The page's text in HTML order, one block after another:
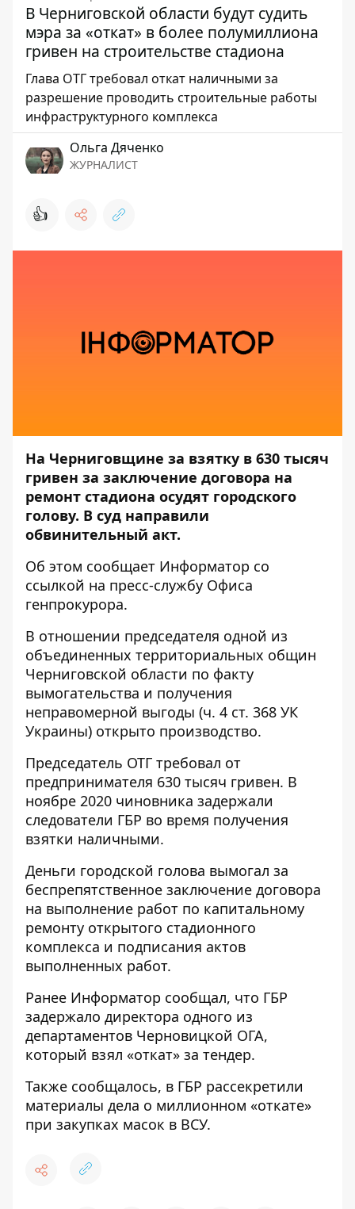
В Черниговской области будут судить
мэра за «откат» в более полумиллиона
гривен на строительстве стадиона
Глава ОТГ требовал откат наличными за
разрешение проводить строительные работы
инфраструктурного комплекса
Ольга Дяченко
ЖУРНАЛИСТ
👍
На Черниговщине за взятку в 630 тысяч
гривен за заключение договора на
ремонт стадиона осудят городского
голову. В суд направили
обвинительный акт.
Об этом сообщает Информатор со
ссылкой на пресс-службу Офиса
генпрокурора.
В отношении председателя одной из
объединенных территориальных общин
Черниговской области по факту
вымогательства и получения
неправомерной выгоды (ч. 4 ст. 368 УК
Украины) открыто производство.
Председатель ОТГ требовал от
предпринимателя 630 тысяч гривен. В
ноябре 2020 чиновника задержали
следователи ГБР во время получения
взятки наличными.
Деньги городской голова вымогал за
беспрепятственное заключение договора
на выполнение работ по капитальному
ремонту открытого стадионного
комплекса и подписания актов
выполненных работ.
Ранее Информатор сообщал, что ГБР
задержало директора одного из
департаментов Черновицкой ОГА,
который взял «откат» за тендер.
Также сообщалось, в ГБР рассекретили
материалы дела о миллионном «откате»
при закупках масок в ВСУ.